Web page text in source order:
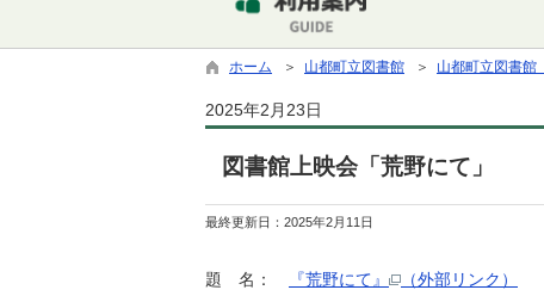
ホーム ＞ 山都町立図書館 ＞ 山都町立図書館
2025年2月23日
図書館上映会「荒野にて」
最終更新日： 2025年2月11日
題 名： 『荒野にて』 （外部リンク）